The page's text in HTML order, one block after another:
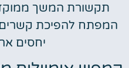
תקשורת המשך
המפתח להפיכת קשרים
יחסים